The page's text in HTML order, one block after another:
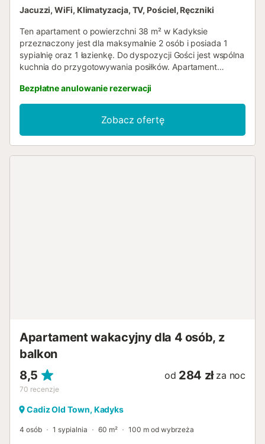
Jacuzzi, WiFi, Klimatyzacja, TV, Pościel, Ręczniki
Ten apartament o powierzchni 38 m² w Kadyksie
przeznaczony jest dla maksymalnie 2 osób i posiada 1
sypialnię oraz 1 łazienkę. Do dyspozycji Gości jest wspólna
kuchnia do przygotowywania posiłków. Apartament
klimatyzację, prywatny telewizor, Wi-Fi oraz prywatną
wannę z hydromasażem, zapewniając komfort i wygodę.
Apartament zapewnia łatwy dostęp dzięki bezprogowemu
wejściu na terenie całego obiektu. Prosimy pamiętać, że
podczas pobytu dozwolone jest jedno zwierzę.
Bezpłatne anulowanie rezerwacji
Zobacz ofertę
Apartament wakacyjny dla 4 osób, z
balkon
8,5
70 recenzje
od 284 zł za noc
Cadiz Old Town, Kadyks
4 osób 1 sypialnia 60 m² 100 m od wybrzeża